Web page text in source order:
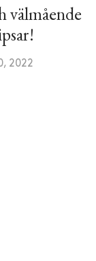
välmående
2022